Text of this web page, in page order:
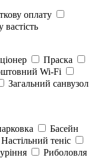
оплату
вастість
Праска
Wi-Fi
Загальний санвузол
Басейн
Настільний теніс
Риболовля